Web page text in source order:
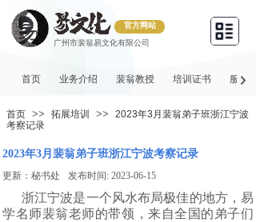
广州市裴翁易文化有限公司
官方网站
首页 业务介绍 裴翁教授 培训证书 服务
首页 >> 拓展培训 >>
2023年3月裴翁弟子班浙江宁波
考察记录
2023年3月裴翁弟子班浙江宁波考察记录
更新： 秘书处 发布时间: 2023-06-15
浙江宁波是一个风水布局极佳的地方，易
学名师裴翁老师的带领，来自全国的弟子们